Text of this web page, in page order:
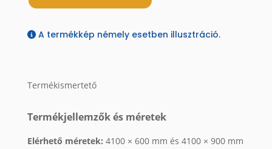
A termékkép némely esetben illusztráció.
Termékismertető
Termékjellemzők és méretek
Elérhető méretek: 4100 × 600 mm és 4100 × 900 mm